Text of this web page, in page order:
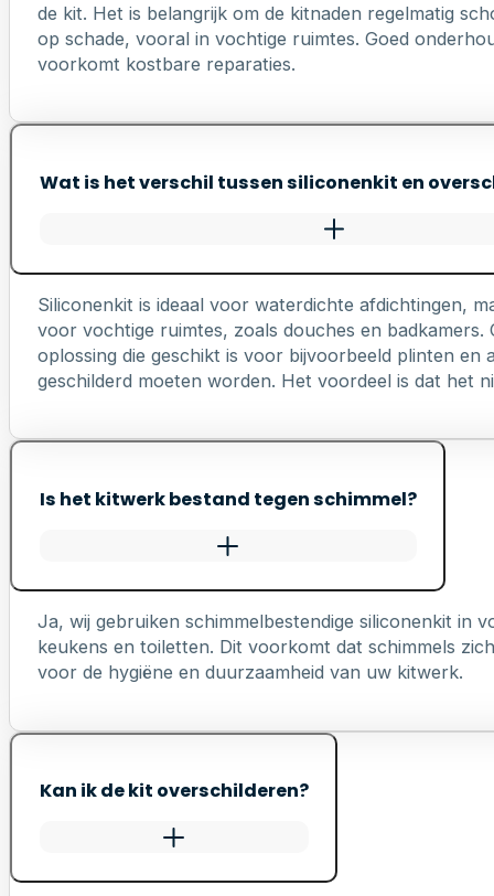
de kit. Het is belangrijk om de kitnaden regelmatig
op schade, vooral in vochtige ruimtes. Goed
voorkomt kostbare reparaties.
Wat is het verschil tussen siliconenkit en
Siliconenkit is ideaal voor waterdichte afdichtingen,
voor vochtige ruimtes, zoals douches en badkamers.
oplossing die geschikt is voor bijvoorbeeld plinten en
geschilderd moeten worden. Het voordeel is dat het
Is het kitwerk bestand tegen schimmel?
Ja, wij gebruiken schimmelbestendige siliconenkit in
keukens en toiletten. Dit voorkomt dat schimmels
voor de hygiëne en duurzaamheid van uw kitwerk.
Kan ik de kit overschilderen?